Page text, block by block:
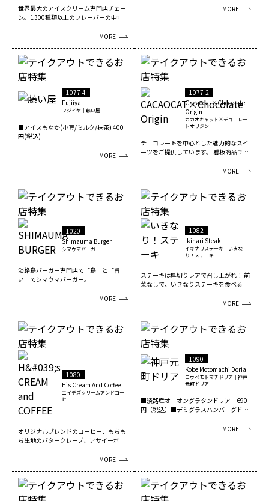
世界最大のアイスクリーム専門店チェー
ン。 1300種類以上のフレーバーの中か
MORE
MORE
1077-4
Fujiiya
フジイヤ｜藤い屋
■アイスもなか(小豆/ミルク/抹茶) 400
円(税込)
MORE
1077-2
Cacaocat×Chocolate
Origin
カカオキャット×チョコレー
トオリジン
チョコレートを中心とした魅力的なスイ
ーツをご提供しています。 看板商品であ
MORE
1020
Shimauma Burger
シマウマバーガー
淡路島バーガー専門店で「島」と「旨
い」でシマウマバーガー。
MORE
1082
Ikinari Steak
イキナリステーキ｜いきな
り！ステーキ
ステーキは厚切りレアで召し上がれ！ 前
菜なしで、いきなりステーキを食べる醍
MORE
1080
H's Cream And Coffee
エイチズクリームアンドコー
ヒー
オリジナルブレンドのコーヒー、もちも
ち生地のバタークレープ、アサイーボウ
MORE
1090
Kobe Motomachi Doria
コウベモトマチドリア｜神戸
元町ドリア
■淡路産オニオングラタンドリア 690
円（税込）■デミグラスハンバーグドリ
MORE